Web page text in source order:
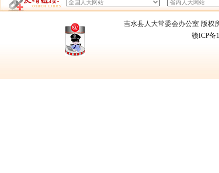
吉水县人大常委会办公室 版权
赣ICP备